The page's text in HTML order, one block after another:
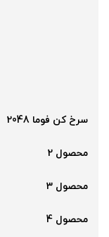
سرخ کن فوما 2048
محصول 2
محصول 3
محصول 4